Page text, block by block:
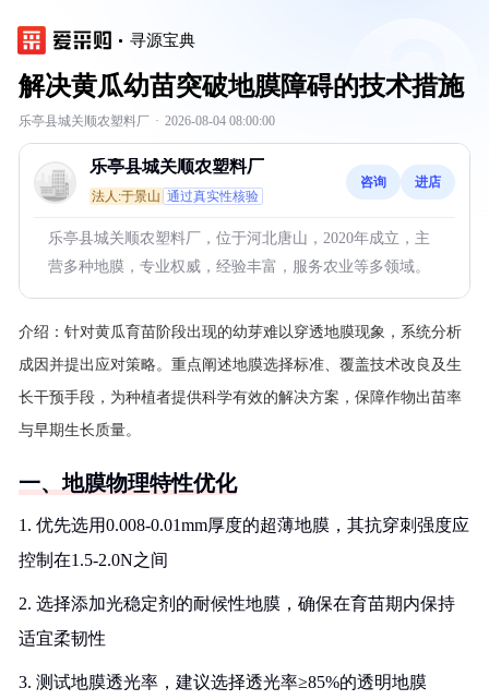
寻源宝典
解决黄瓜幼苗突破地膜障碍的技术措施
乐亭县城关顺农塑料厂 · 2026-08-04 08:00:00
乐亭县城关顺农塑料厂
法人:于景山 通过真实性核验
咨询 进店
乐亭县城关顺农塑料厂，位于河北唐山，2020年成立，主
营多种地膜，专业权威，经验丰富，服务农业等多领域。
介绍： 针对黄瓜育苗阶段出现的幼芽难以穿透地膜现象，系统分析
成因并提出应对策略。重点阐述地膜选择标准、覆盖技术改良及生
长干预手段，为种植者提供科学有效的解决方案，保障作物出苗率
与早期生长质量。
一、地膜物理特性优化
1. 优先选用0.008-0.01mm厚度的超薄地膜，其抗穿刺强度应
控制在1.5-2.0N之间
2. 选择添加光稳定剂的耐候性地膜，确保在育苗期内保持
适宜柔韧性
3. 测试地膜透光率，建议选择透光率≥85%的透明地膜